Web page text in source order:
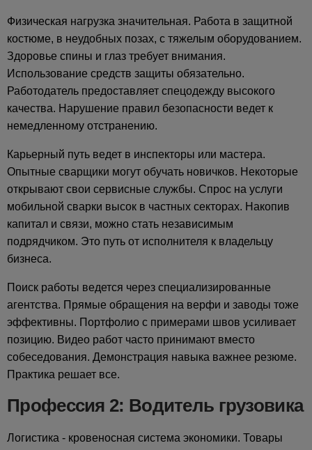
Физическая нагрузка значительная. Работа в защитной
костюме, в неудобных позах, с тяжелым оборудованием.
Здоровье спины и глаз требует внимания.
Использование средств защиты обязательно.
Работодатель предоставляет спецодежду высокого
качества. Нарушение правил безопасности ведет к
немедленному отстранению.
Карьерный путь ведет в инспекторы или мастера.
Опытные сварщики могут обучать новичков. Некоторые
открывают свои сервисные службы. Спрос на услуги
мобильной сварки высок в частных секторах. Накопив
капитал и связи, можно стать независимым
подрядчиком. Это путь от исполнителя к владельцу
бизнеса.
Поиск работы ведется через специализированные
агентства. Прямые обращения на верфи и заводы тоже
эффективны. Портфолио с примерами швов усиливает
позицию. Видео работ часто принимают вместо
собеседования. Демонстрация навыка важнее резюме.
Практика решает все.
Профессия 2: Водитель грузовика
Логистика - кровеносная система экономики. Товары